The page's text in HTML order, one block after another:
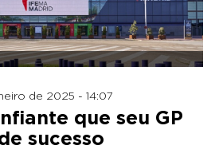
de 2025 - 14:07
que seu GP
sucesso